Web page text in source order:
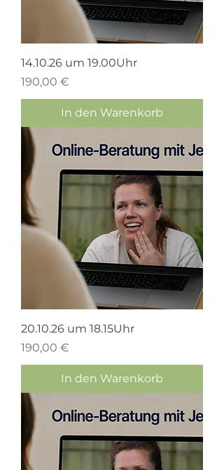
14.10.26 um 19.00Uhr
Preis
190,00 €
In den Warenkorb
20.10.26 um 18.15Uhr
Preis
190,00 €
In den Warenkorb